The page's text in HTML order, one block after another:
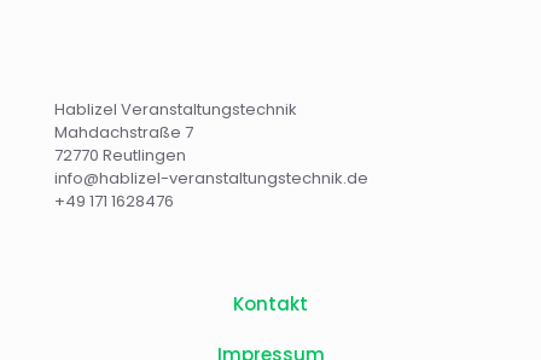
Hablizel Veranstaltungstechnik
Mahdachstraße 7
72770 Reutlingen
info@hablizel-veranstaltungstechnik.de
+49 171 1628476
Kontakt
Impressum